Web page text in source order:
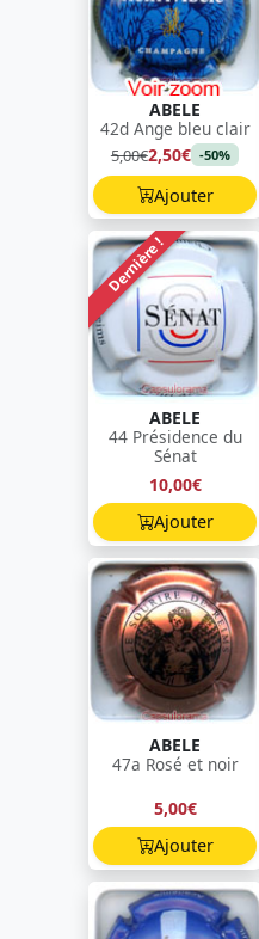
ABELE
42d Ange bleu clair
5,00€2,50€ -50%
Ajouter
Dernière !
ABELE
44 Présidence du
Sénat
10,00€
Ajouter
ABELE
47a Rosé et noir
5,00€
Ajouter